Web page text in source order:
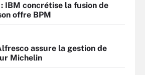
IBM concrétise la fusion de
offre BPM
assure la gestion de
Michelin